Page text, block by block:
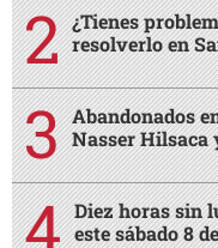
¿Tienes
resolverlo en
Abandonados
Nasser Hilsaca
Diez horas sin
este sábado 8